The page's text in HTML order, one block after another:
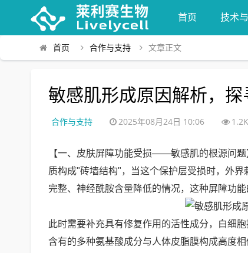
首页 技术
首页 合作与支持 文章正文
敏感肌形成原因解析，
合作与支持 2025年08月24日 10:06
【一、皮肤屏障功能受损——敏感肌的根源问
质构成"砖墙结构"，当这个保护层受损时，外
完整、神经酰胺含量降低的情况，这种屏障功
此时需要补充具有修复作用的活性成分，白细
含有的多种氨基酸成分与人体皮脂膜构成高度